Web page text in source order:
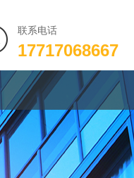
联系电话
17717068667